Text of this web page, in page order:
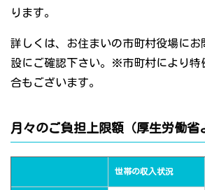
ります。
詳しくは、お住まいの市町村役場にお
設にご確認下さい。※市町村により特
合もございます。
月々のご負担上限額（厚生労働省
世帯の収入状況